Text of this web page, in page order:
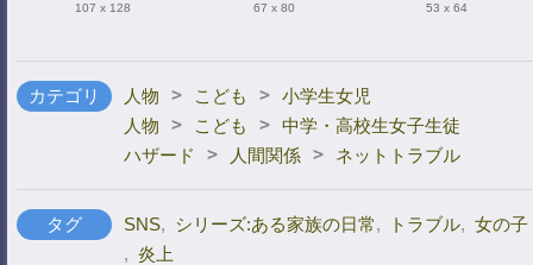
107 x 128 67 x 80 53 x 64
カテゴリ 人物 > こども > 小学生女児
人物
> こども > 中学・高校生女子生徒
ハザード
> 人間関係 > ネットトラブル
タグ SNS, シリーズ:ある家族の日常, トラブル, 女の子
, 炎上